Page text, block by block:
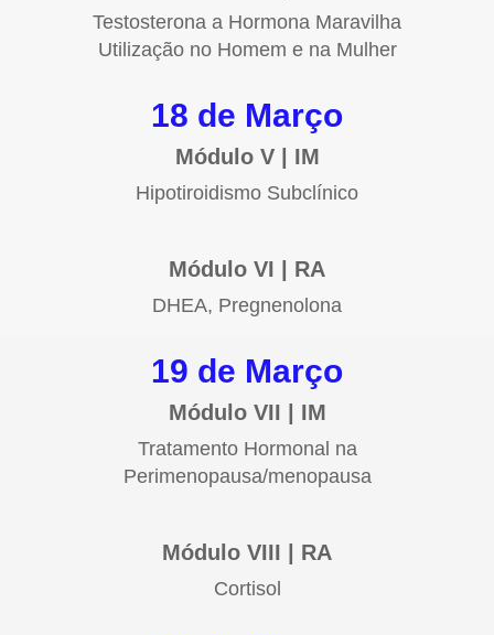
Testosterona a Hormona Maravilha
Utilização no Homem e na Mulher
18 de Março
Módulo V | IM
Hipotiroidismo Subclínico
Módulo VI | RA
DHEA, Pregnenolona
19 de Março
Módulo VII | IM
Tratamento Hormonal na
Perimenopausa/menopausa
Módulo VIII | RA
Cortisol